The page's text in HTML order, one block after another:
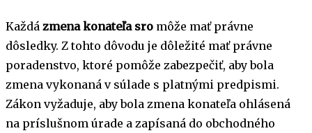
Každá zmena konateľa sro môže mať právne
dôsledky. Z tohto dôvodu je dôležité mať právne
poradenstvo, ktoré pomôže zabezpečiť, aby bola
zmena vykonaná v súlade s platnými predpismi.
Zákon vyžaduje, aby bola zmena konateľa ohlásená
na príslušnom úrade a zapísaná do obchodného